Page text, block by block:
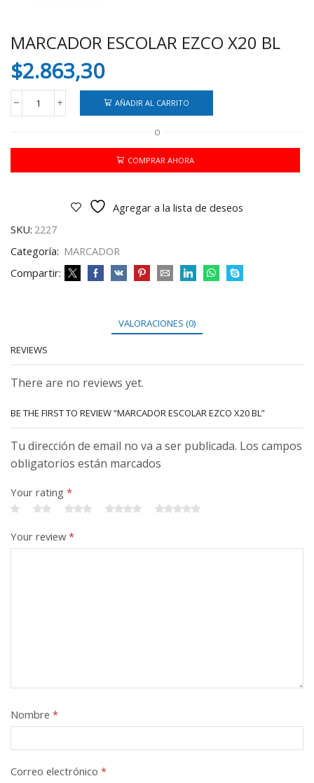
MARCADOR ESCOLAR EZCO X20 BL
$2.863,30
MARCADOR
ESCOLAR
X20
cantidad
AÑADIR AL CARRITO
O
COMPRAR AHORA
Agregar a la lista de deseos
SKU: 2227
Categoría: MARCADOR
Compartir:
VALORACIONES (0)
REVIEWS
There are no reviews yet.
BE THE FIRST TO REVIEW “MARCADOR ESCOLAR EZCO X20 BL”
Tu dirección de email no va a ser publicada. Los campos
obligatorios están marcados
Your rating *
Your review*
Nombre *
Correo electrónico *